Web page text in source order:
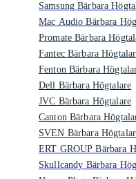
Samsung Bärbara
Mac Audio Bärbara
Promate Bärbara
Fantec Bärbara
Fenton Bärbara
Dell Bärbara Högtalare
JVC Bärbara Högtalare
Canton Bärbara
SVEN Bärbara
ERT GROUP Bärbara
Skullcandy Bärbara